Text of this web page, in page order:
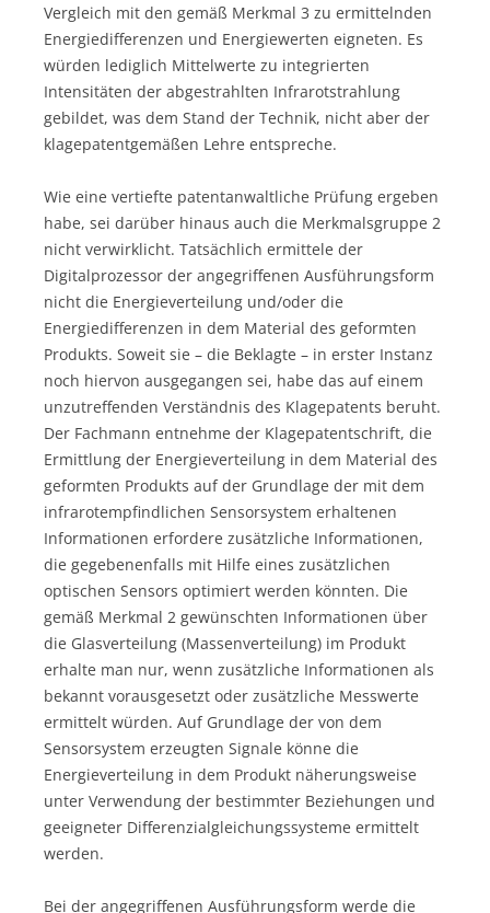
Vergleich mit den gemäß Merkmal 3 zu ermittelnden
Energiedifferenzen und Energiewerten eigneten. Es
würden lediglich Mittelwerte zu integrierten
Intensitäten der abgestrahlten Infrarotstrahlung
gebildet, was dem Stand der Technik, nicht aber der
klagepatentgemäßen Lehre entspreche.
Wie eine vertiefte patentanwaltliche Prüfung ergeben
habe, sei darüber hinaus auch die Merkmalsgruppe 2
nicht verwirklicht. Tatsächlich ermittele der
Digitalprozessor der angegriffenen Ausführungsform
nicht die Energieverteilung und/oder die
Energiedifferenzen in dem Material des geformten
Produkts. Soweit sie – die Beklagte – in erster Instanz
noch hiervon ausgegangen sei, habe das auf einem
unzutreffenden Verständnis des Klagepatents beruht.
Der Fachmann entnehme der Klagepatentschrift, die
Ermittlung der Energieverteilung in dem Material des
geformten Produkts auf der Grundlage der mit dem
infrarotempfindlichen Sensorsystem erhaltenen
Informationen erfordere zusätzliche Informationen,
die gegebenenfalls mit Hilfe eines zusätzlichen
optischen Sensors optimiert werden könnten. Die
gemäß Merkmal 2 gewünschten Informationen über
die Glasverteilung (Massenverteilung) im Produkt
erhalte man nur, wenn zusätzliche Informationen als
bekannt vorausgesetzt oder zusätzliche Messwerte
ermittelt würden. Auf Grundlage der von dem
Sensorsystem erzeugten Signale könne die
Energieverteilung in dem Produkt näherungsweise
unter Verwendung der bestimmter Beziehungen und
geeigneter Differenzialgleichungssysteme ermittelt
werden.
Bei der angegriffenen Ausführungsform werde die